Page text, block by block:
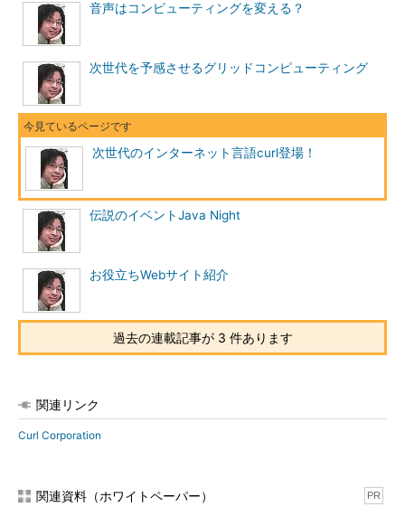
音声はコンピューティングを変える？
次世代を予感させるグリッドコンピューティング
次世代のインターネット言語curl登場！
伝説のイベントJava Night
お役立ちWebサイト紹介
過去の連載記事が 3 件あります
関連リンク
Curl Corporation
関連資料（ホワイトペーパー） PR